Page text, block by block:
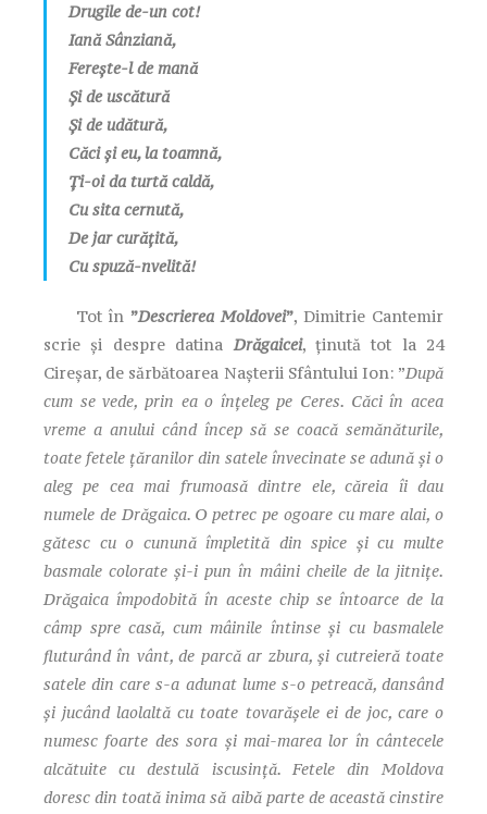
Drugile de-un cot!
Iană Sânziană,
Ferește-l de mană
Și de uscătură
Și de udătură,
Căci și eu, la toamnă,
Ți-oi da turtă caldă,
Cu sita cernută,
De jar curățită,
Cu spuză-nvelită!
Tot în ”Descrierea Moldovei”, Dimitrie Cantemir
scrie și despre datinaDrăgaicei, ținută tot la 24
Cireșar, de sărbătoarea Nașterii Sfântului Ion: ”După
cum se vede, prin ea o înțeleg pe Ceres. Căci în acea
vreme a anului când încep să se coacă semănăturile,
toate fetele țăranilor din satele învecinate se adună și o
aleg pe cea mai frumoasă dintre ele, căreia îi dau
numele de Drăgaica. O petrec pe ogoare cu mare alai, o
gătesc cu o cunună împletită din spice și cu multe
basmale colorate și-i pun în mâini cheile de la jitnițe.
Drăgaica împodobită în aceste chip se întoarce de la
câmp spre casă, cum mâinile întinse și cu basmalele
fluturând în vânt, de parcă ar zbura, și cutreieră toate
satele din care s-a adunat lume s-o petreacă, dansând
și jucând laolaltă cu toate tovarășele ei de joc, care o
numesc foarte des sora și mai-marea lor în cântecele
alcătuite cu destulă iscusință. Fetele din Moldova
doresc din toată inima să aibă parte de această cinstire